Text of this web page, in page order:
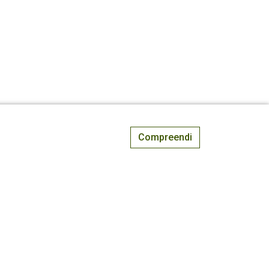
Compreendi